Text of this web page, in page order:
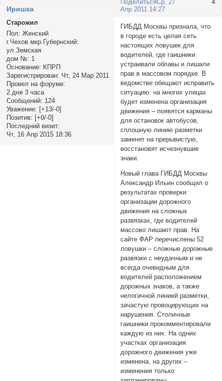
Поделиться 4
Ср, 27
Апр 2011 14:27
Иришка
Старожил
Пол: Женский
г.Чехов мкр.Губернский:
ул.Земская
дом №: 1
Основание: КПРП
Зарегистрирован: Чт, 24 Мар 2011
Провел на форуме:
2 дня 3 часа
Сообщений: 124
Уважение: [+13/-0]
Позитив: [+0/-0]
Последний визит:
Чт, 16 Апр 2015 18:36
ГИБДД Москвы признала, что
в городе есть целая сеть
настоящих ловушек для
водителей, где гаишники
устраивали облавы и лишали
прав в массовом порядке. В
ведомстве обещают исправить
ситуацию: на многих улицах
будет изменена организация
движения – появятся карманы
для остановок автобусов,
сплошную линию разметки
заменят на прерывистую,
восстановят исчезнувшие
знаки.
Новый глава ГИБДД Москвы
Александр Ильин сообщил о
результатах проверки
организации дорожного
движения на сложных
развязках, где водителей
массово лишают прав. На
сайте ФАР перечислены 52
ловушки – сложные дорожные
развязки с неудачным и не
всегда очевидным для
водителей расположением
дорожных знаков, а также
нелогичной линией разметки,
зачастую провоцирующих на
нарушения. Столичные
гаишники прокомментировали
каждую из них. На одних
участках организация
дорожного движения уже
изменена, на других –
изменения только